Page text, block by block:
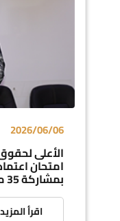
2026/06/06
الأعلى
امتحان
بمشاركة 35 مترجماً ومترجمة
اقرأ المزيد